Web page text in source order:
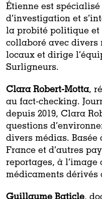
Étienne est
d’investigation et
la probité politique
collaboré avec divers
locaux et dirige
Surligneurs.
Clara Robert-Motta,
au fact-checking.
depuis 2019, Clara
questions
divers médias.
France et d’autres
reportages, à
médicaments dérivés